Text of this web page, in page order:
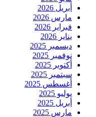
أبريل 2026
مارس 2026
فبراير 2026
يناير 2026
ديسمبر 2025
نوفمبر 2025
أكتوبر 2025
سبتمبر 2025
أغسطس 2025
يوليو 2025
أبريل 2025
مارس 2025